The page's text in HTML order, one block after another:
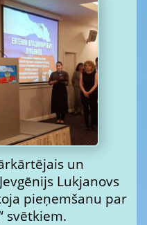
un
Lukjanovs
pieņemšanu par
svētkiem.